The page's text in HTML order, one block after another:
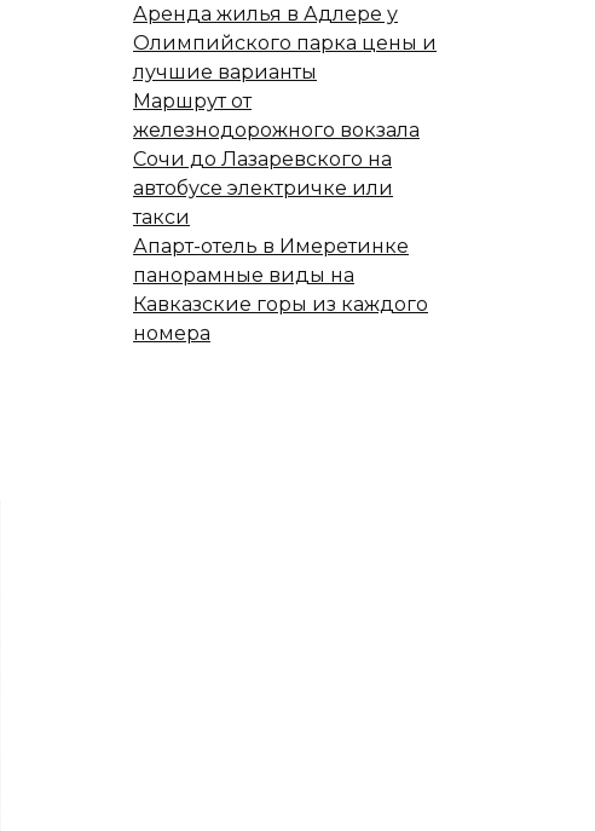
Аренда жилья в Адлере у
Олимпийского парка цены и
лучшие варианты
Маршрут от
железнодорожного вокзала
Сочи до Лазаревского на
автобусе электричке или
такси
Апарт-отель в Имеретинке
панорамные виды на
Кавказские горы из каждого
номера